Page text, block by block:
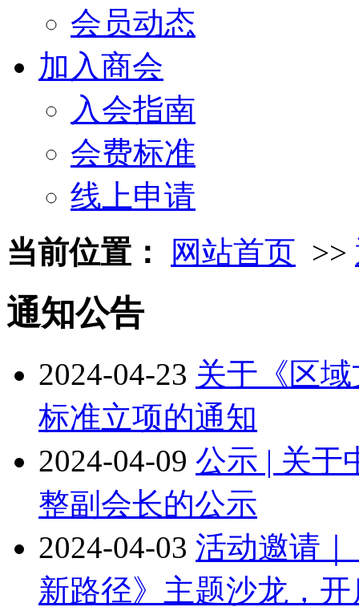
会员动态
加入商会
入会指南
会费标准
线上申请
当前位置：
网站首页 >>
通知公告
2024-04-23 关于《区
标准立项的通知
2024-04-09 公示 | 关于
整副会长的公示
2024-04-03 活动邀请
新路径》主题沙龙，